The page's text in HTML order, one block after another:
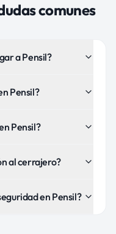
comunes
a Pensil?
Pensil?
Pensil?
al cerrajero?
en Pensil?